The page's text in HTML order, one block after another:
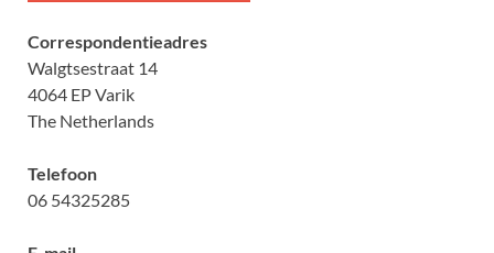
Correspondentieadres
Walgtsestraat 14
4064 EP Varik
The Netherlands
Telefoon
06 54325285